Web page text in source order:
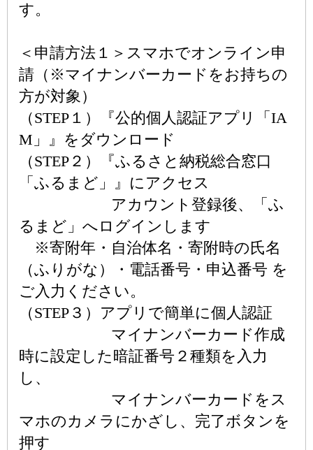
す。
＜申請方法１＞スマホでオンライン申
請（※マイナンバーカードをお持ちの
方が対象）
（STEP１）『公的個人認証アプリ「IA
M」』をダウンロード
（STEP２）『ふるさと納税総合窓口
「ふるまど」』にアクセス
アカウント登録後、「ふ
るまど」へログインします
※寄附年・自治体名・寄附時の氏名
（ふりがな）・電話番号・申込番号 を
ご入力ください。
（STEP３）アプリで簡単に個人認証
マイナンバーカード作成
時に設定した暗証番号２種類を入力
し、
マイナンバーカードをス
マホのカメラにかざし、完了ボタンを
押す